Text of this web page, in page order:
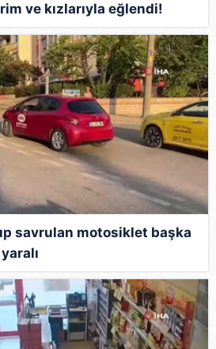
ve kızlarıyla eğlendi!
savrulan motosiklet başka